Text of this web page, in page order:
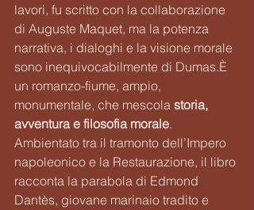
lavori, fu scritto con la collaborazione
di Auguste Maquet, ma la potenza
narrativa, i dialoghi e la visione morale
sono inequivocabilmente di Dumas.È
un romanzo-fiume, ampio,
monumentale, che mescola storia,
avventura e filosofia morale.
Ambientato tra il tramonto dell’Impero
napoleonico e la Restaurazione, il libro
racconta la parabola di Edmond
Dantès, giovane marinaio tradito e